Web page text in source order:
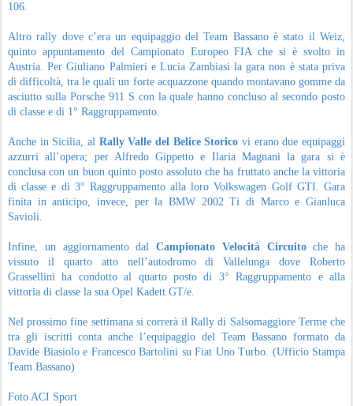
106.
Altro rally dove c’era un equipaggio del Team Bassano è stato il Weiz,
quinto appuntamento del Campionato Europeo FIA che si è svolto in
Austria. Per Giuliano Palmieri e Lucia Zambiasi la gara non è stata priva
di difficoltà, tra le quali un forte acquazzone quando montavano gomme da
asciutto sulla Porsche 911 S con la quale hanno concluso al secondo posto
di classe e di 1° Raggruppamento.
Anche in Sicilia, al Rally Valle del Belice Storico vi erano due equipaggi
azzurri all’opera; per Alfredo Gippetto e Ilaria Magnani la gara si è
conclusa con un buon quinto posto assoluto che ha fruttato anche la vittoria
di classe e di 3° Raggruppamento alla loro Volkswagen Golf GTI. Gara
finita in anticipo, invece, per la BMW 2002 Ti di Marco e Gianluca
Savioli.
Infine, un aggiornamento dal Campionato Velocità Circuitoche ha
vissuto il quarto atto nell’autodromo di Vallelunga dove Roberto
Grassellini ha condotto al quarto posto di 3° Raggruppamento e alla
vittoria di classe la sua Opel Kadett GT/e.
Nel prossimo fine settimana si correrà il Rally di Salsomaggiore Terme che
tra gli iscritti conta anche l’equipaggio del Team Bassano formato da
Davide Biasiolo e Francesco Bartolini su Fiat Uno Turbo. (Ufficio Stampa
Team Bassano)
Foto ACI Sport